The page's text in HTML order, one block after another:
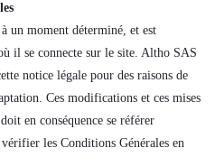
un moment déterminé, et est
il se connecte sur le site. Altho SAS
notice légale pour des raisons de
Ces modifications et ces mises
en conséquence se référer
les Conditions Générales en